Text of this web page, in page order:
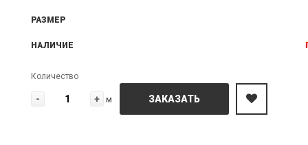
РАЗМЕР
НАЛИЧИЕ
Количество
- + м ЗАКАЗАТЬ